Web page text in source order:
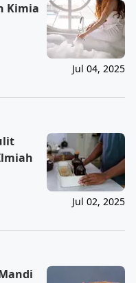
Kimia
Jul 04, 2025
Jul 02, 2025